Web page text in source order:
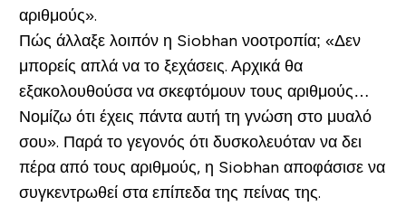
αριθμούς».
Πώς άλλαξε λοιπόν η Siobhan νοοτροπία; «Δεν
μπορείς απλά να το ξεχάσεις. Αρχικά θα
εξακολουθούσα να σκεφτόμουν τους αριθμούς…
Νομίζω ότι έχεις πάντα αυτή τη γνώση στο μυαλό
σου». Παρά το γεγονός ότι δυσκολευόταν να δει
πέρα από τους αριθμούς, η Siobhan αποφάσισε να
συγκεντρωθεί στα επίπεδα της πείνας της.